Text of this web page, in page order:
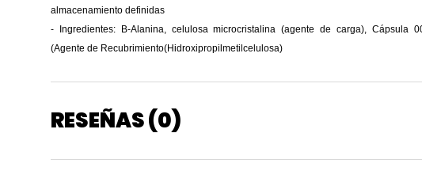
almacenamiento definidas
- Ingredientes: B-Alanina, celulosa microcristalina (agente de carga), Cápsula
(Agente de Recubrimiento(Hidroxipropilmetilcelulosa)
RESEÑAS (0)